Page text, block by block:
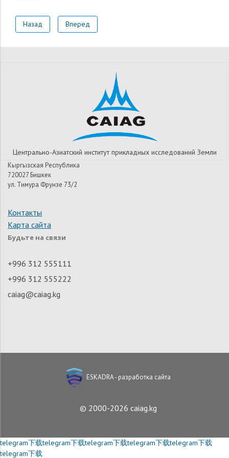
Назад Вперед
Центрально-Азиатский институт прикладных исследований Земли
Кыргызская Республика
720027 Бишкек
ул. Тимура Фрунзе 73/2
Контакты
Карта сайта
Будьте на связи
+996 312 555111
+996 312 555222
caiag@caiag.kg
ESKADRA - разработка сайта
© 2000-2026 caiag.kg
telegram下载telegram下载telegram下载telegram下载telegram下载
telegram下载